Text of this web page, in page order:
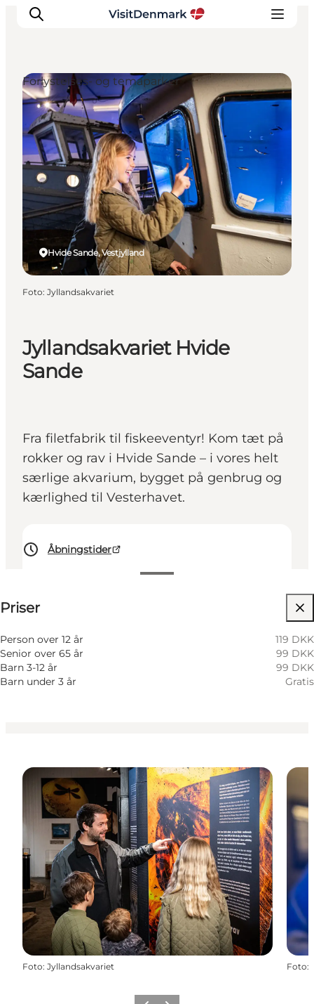
Inspiration
Destinationer
Oplevelser
Overnatning
Planlæg ferien
Jyllandsakvariet Hvide
Sande
Fra filetfabrik til fiskeeventyr! Kom tæt på
rokker og rav i Hvide Sande – i vores helt
særlige akvarium, bygget på genbrug og
kærlighed til Vesterhavet.
Åbningstider
Priser
Person over 12 år
119 DKK
Senior over 65 år
99 DKK
Barn 3-12 år
99 DKK
Barn under 3 år
Gratis
Hunde tilladt
Børn
Hvide Sande, Vestjylland
Forlystelses- og temaparker
Foto: Jyllandsakvariet
Foto: Jyllandsakvariet Foto: